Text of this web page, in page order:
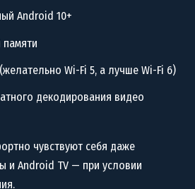
Android 10+
памяти
Wi-Fi 5, а лучше Wi-Fi 6)
декодирования видео
чувствуют себя даже
и Android TV — при условии